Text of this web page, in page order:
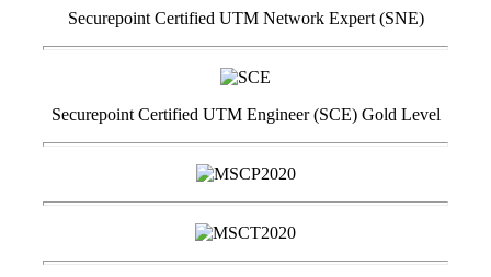
Securepoint Certified UTM Network Expert (SNE)
Securepoint Certified UTM Engineer (SCE) Gold Level